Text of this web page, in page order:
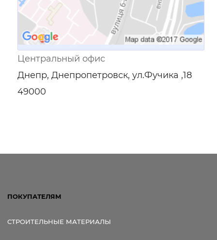
Центральный офис
Днепр, Днепропетровск, ул.Фучика ,18
49000
ПОКУПАТЕЛЯМ
СТРОИТЕЛЬНЫЕ МАТЕРИАЛЫ